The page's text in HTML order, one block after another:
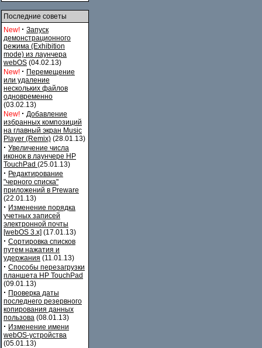
Последние советы
New! · Запуск
демонстрационного
режима (Exhibition
mode) из лаунчера
webOS (04.02.13)
New! · Перемещение
или удаление
нескольких файлов
одновременно
(03.02.13)
New! · Добавление
избранных композиций
на главный экран Music
Player (Remix) (28.01.13)
· Увеличение числа
иконок в лаунчере HP
TouchPad (25.01.13)
· Редактирование
"черного списка"
приложений в Preware
(22.01.13)
· Изменение порядка
учетных записей
электронной почты
[webOS 3.x] (17.01.13)
· Сортировка списков
путем нажатия и
удержания (11.01.13)
· Способы перезагрузки
планшета HP TouchPad
(09.01.13)
· Проверка даты
последнего резервного
копирования данных
пользова (08.01.13)
· Изменение имени
webOS-устройства
(05.01.13)